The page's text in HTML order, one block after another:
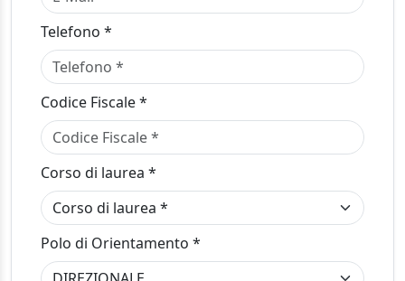
Telefono *
Codice Fiscale *
Corso di laurea *
Polo di Orientamento *